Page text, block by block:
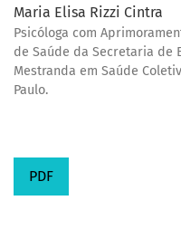
Maria Elisa Rizzi Cintra
Psicóloga com
de Saúde da Secretaria de
Mestranda em Saúde
Paulo.
PDF